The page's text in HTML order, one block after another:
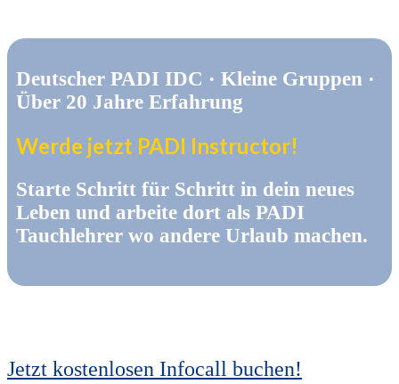
Deutscher PADI IDC · Kleine Gruppen ·
Über 20 Jahre Erfahrung
Werde jetzt PADI Instructor!
Starte Schritt für Schritt in dein neues
Leben und arbeite dort als PADI
Tauchlehrer wo andere Urlaub machen.
Jetzt kostenlosen Infocall buchen!